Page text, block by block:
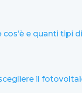
e quanti tipi
il